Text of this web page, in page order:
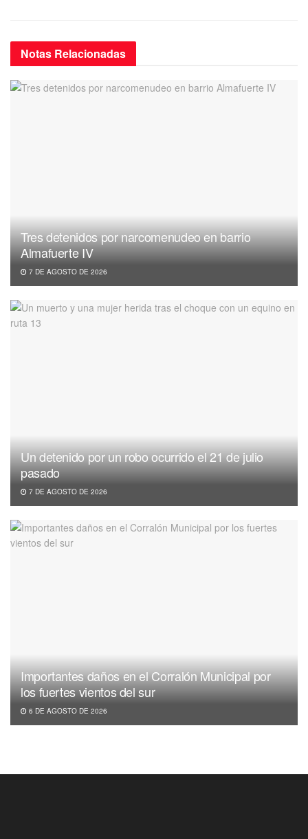
Notas Relacionadas
Tres detenidos por narcomenudeo en barrio
Almafuerte IV
7 DE AGOSTO DE 2026
Un detenido por un robo ocurrido el 21 de julio
pasado
7 DE AGOSTO DE 2026
Importantes daños en el Corralón Municipal por
los fuertes vientos del sur
6 DE AGOSTO DE 2026